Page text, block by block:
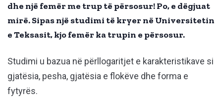
dhe një femër me trup të përsosur! Po, e dëgjuat
mirë. Sipas një studimi të kryer në Universitetin
e Teksasit, kjo femër ka trupin e përsosur.
Studimi u bazua në përllogaritjet e karakteristikave si
gjatësia, pesha, gjatësia e flokëve dhe forma e
fytyrës.